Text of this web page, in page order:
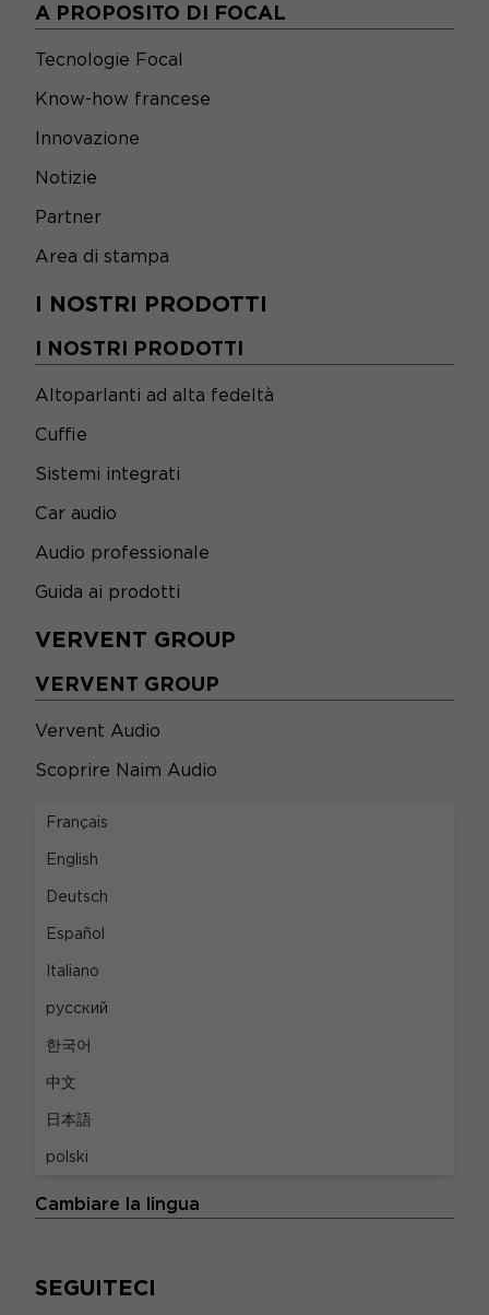
LE LINGUE
Cambiare la lingua
Français
English
Deutsch
Español
Italiano
русский
한국어
中文
日本語
polski
SEGUITECI
A PROPOSITO DI FOCAL
Tecnologie Focal
Know-how francese
Innovazione
Notizie
Partner
Area di stampa
I NOSTRI PRODOTTI
I NOSTRI PRODOTTI
Altoparlanti ad alta fedeltà
Cuffie
Sistemi integrati
Car audio
Audio professionale
Guida ai prodotti
VERVENT GROUP
VERVENT GROUP
Vervent Audio
Scoprire Naim Audio
LEGALE
LEGALE
Europea
Preferenze dei cookie
Termini e condizioni d'uso